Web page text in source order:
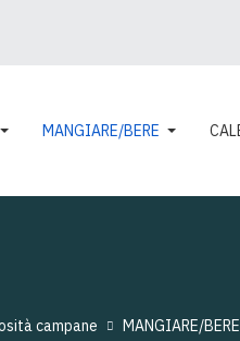
MANGIARE/BERE
campane MANGIARE/